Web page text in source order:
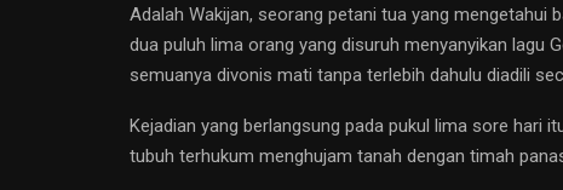
Adalah Wakijan, seorang petani tua yang mengetahui
dua puluh lima orang yang disuruh menyanyikan lagu
semuanya divonis mati tanpa terlebih dahulu diadili
Kejadian yang berlangsung pada pukul lima sore hari
tubuh terhukum menghujam tanah dengan timah